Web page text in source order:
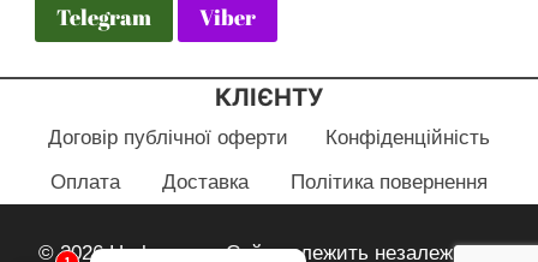
Telegram
Viber
КЛІЄНТУ
Договір публічної оферти
Конфіденційність
Оплата
Доставка Політика повернення
© 2026 Herbayana - Сайт належить незалежному